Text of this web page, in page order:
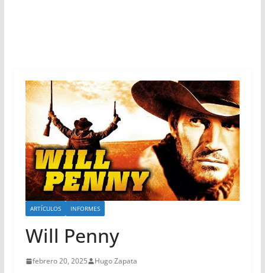
ARTÍCULOS INFORMES
Will Penny
febrero 20, 2025 Hugo Zapata